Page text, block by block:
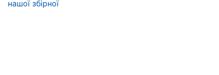
нашої збірної